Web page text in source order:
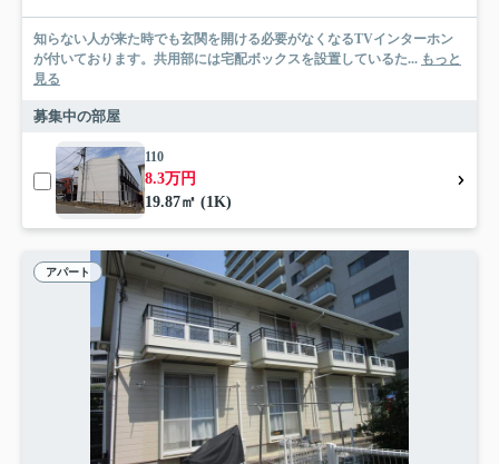
知らない人が来た時でも玄関を開ける必要がなくなるTVインターホン
が付いております。共用部には宅配ボックスを設置しているた... もっと
見る
募集中の部屋
110
8.3万円
19.87㎡ (1K)
アパート